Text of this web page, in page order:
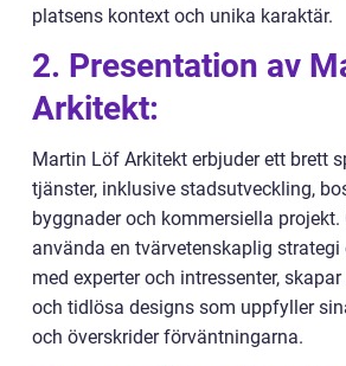
platsens kontext och unika karaktär.
2. Presentation av
Arkitekt:
Martin Löf Arkitekt erbjuder ett brett
tjänster, inklusive stadsutveckling,
byggnader och kommersiella projekt.
använda en tvärvetenskaplig
med experter och intressenter,
och tidlösa designs som uppfyller
och överskrider förväntningarna.